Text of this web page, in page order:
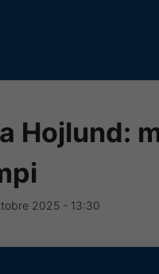
Hojlund:
2025 - 13:30